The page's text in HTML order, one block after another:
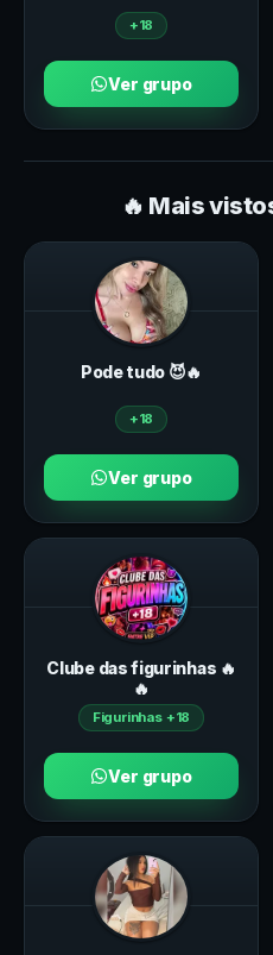
+18
Ver grupo
🔥 Mais
Pode tudo 😈🔥
+18
Ver grupo
Clube das figurinhas 🔥
🔥
Figurinhas +18
Ver grupo